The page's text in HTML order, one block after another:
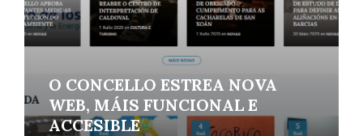
O CONCELLO ESTREA NOVA
WEB, MÁIS FUNCIONAL E
ACCESIBLE